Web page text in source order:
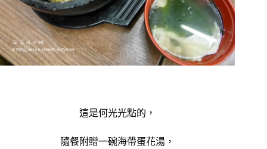
這是何光光點的，
隨餐附贈一碗海帶蛋花湯，